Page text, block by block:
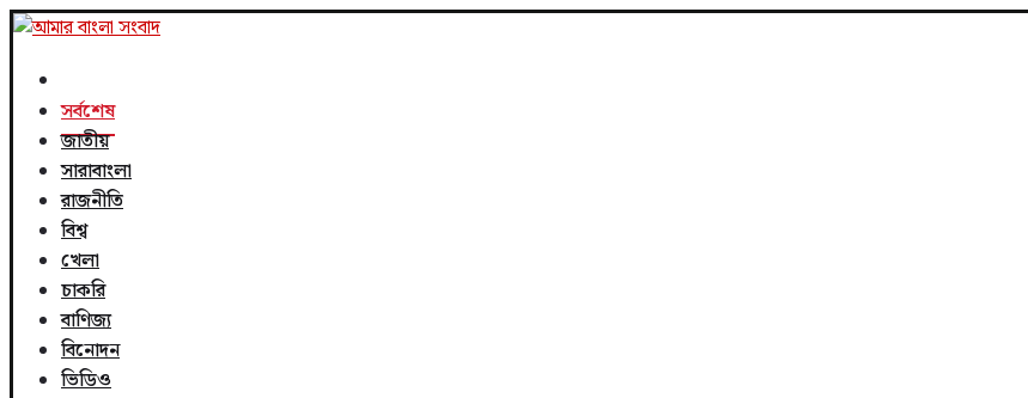
সর্বশেষ
জাতীয়
সারাবাংলা
রাজনীতি
বিশ্ব
খেলা
চাকরি
বাণিজ্য
বিনোদন
ভিডিও